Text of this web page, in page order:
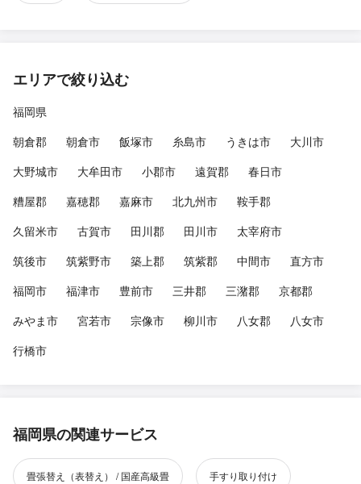
エリアで絞り込む
福岡県
朝倉郡
朝倉市 飯塚市 糸島市 うきは市
大川市
大野城市
大牟田市 小郡市 遠賀郡
春日市
糟屋郡
嘉穂郡 嘉麻市 北九州市
鞍手郡
久留米市
古賀市 田川郡 田川市
太宰府市
筑後市
筑紫野市 築上郡 筑紫郡 中間市
直方市
福岡市
福津市 豊前市 三井郡 三潴郡
京都郡
みやま市
宮若市 宗像市 柳川市 八女郡
八女市
行橋市
福岡県の関連サービス
畳張替え（表替え） / 国産高級畳 手すり取り付け